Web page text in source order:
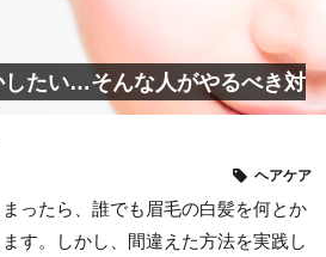
したい…そんな人がやるべき対
ヘアケア
ったら、誰でも眉毛の白髪を何とか
す。しかし、間違えた方法を実践し